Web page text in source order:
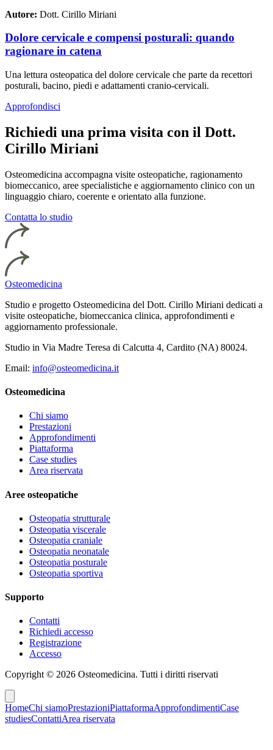
Autore: Dott. Cirillo Miriani
Dolore cervicale e compensi posturali: quando
ragionare in catena
Una lettura osteopatica del dolore cervicale che parte da recettori
posturali, bacino, piedi e adattamenti cranio-cervicali.
Approfondisci
Richiedi una prima visita con il Dott.
Cirillo Miriani
Osteomedicina accompagna visite osteopatiche, ragionamento
biomeccanico, aree specialistiche e aggiornamento clinico con un
linguaggio chiaro, coerente e orientato alla funzione.
Contatta lo studio
Osteomedicina
Studio e progetto Osteomedicina del Dott. Cirillo Miriani dedicati a
visite osteopatiche, biomeccanica clinica, approfondimenti e
aggiornamento professionale.
Studio in Via Madre Teresa di Calcutta 4, Cardito (NA) 80024.
Email: info@osteomedicina.it
Osteomedicina
Chi siamo
Prestazioni
Approfondimenti
Piattaforma
Case studies
Area riservata
Aree osteopatiche
Osteopatia strutturale
Osteopatia viscerale
Osteopatia craniale
Osteopatia neonatale
Osteopatia posturale
Osteopatia sportiva
Supporto
Contatti
Richiedi accesso
Registrazione
Accesso
Copyright © 2026 Osteomedicina. Tutti i diritti riservati
HomeChi siamoPrestazioniPiattaformaApprofondimentiCase
studiesContattiArea riservata